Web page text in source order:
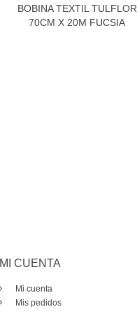
BOBINA TEXTIL TULFLOR
70CM X 20M FUCSIA
MI CUENTA
Mi cuenta
Mis pedidos